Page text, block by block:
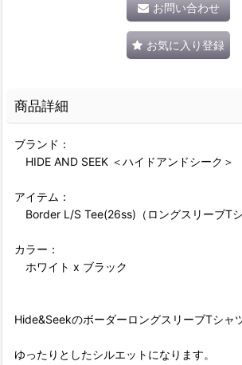
お問い合わせ
お気に入り登録
商品詳細
ブランド：
HIDE AND SEEK ＜ハイドアンドシーク＞
アイテム：
Border L/S Tee(26ss)（ロングスリーブTシ
カラー：
ホワイト x ブラック
Hide&SeekのボーダーロングスリーブTシャ
ゆったりとしたシルエットになります。